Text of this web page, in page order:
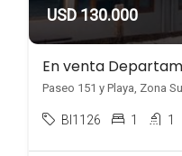
USD 130.000
Paseo 151 y Playa, Zona
BI1126 1 1